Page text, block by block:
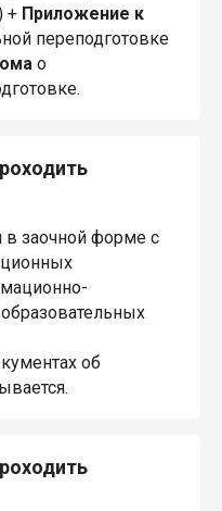
+ Приложение к
переподготовке
о
в заочной форме с
об